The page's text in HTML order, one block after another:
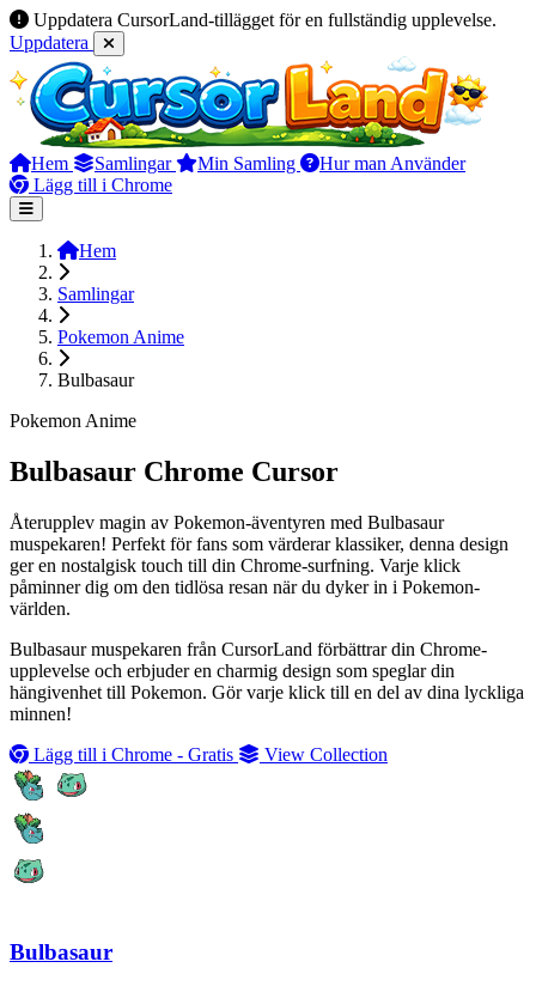
Uppdatera CursorLand-tillägget för en fullständig upplevelse.
Uppdatera
Hem Samlingar Min Samling
Hur man Använder
Lägg till i Chrome
Hem
Samlingar
Pokemon Anime
Bulbasaur
Pokemon Anime
Bulbasaur Chrome Cursor
Återupplev magin av Pokemon-äventyren med Bulbasaur
muspekaren! Perfekt för fans som värderar klassiker, denna design
ger en nostalgisk touch till din Chrome-surfning. Varje klick
påminner dig om den tidlösa resan när du dyker in i Pokemon-
världen.
Bulbasaur muspekaren från CursorLand förbättrar din Chrome-
upplevelse och erbjuder en charmig design som speglar din
hängivenhet till Pokemon. Gör varje klick till en del av dina lyckliga
minnen!
Lägg till i Chrome - Gratis
View Collection
Bulbasaur